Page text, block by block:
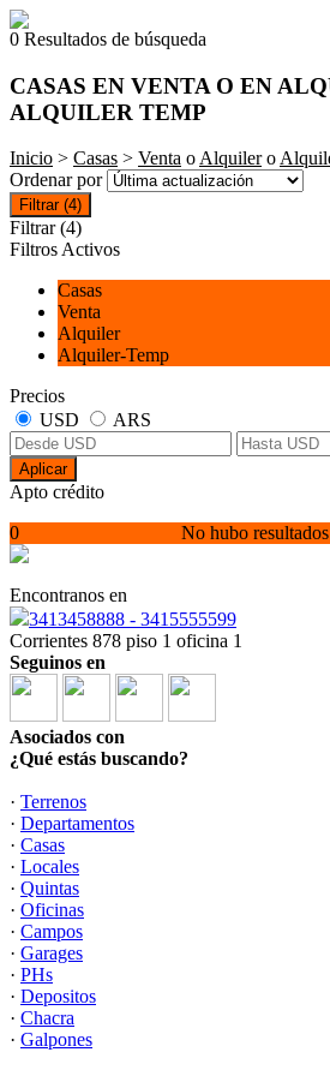
0 Resultados de búsqueda
CASAS EN VENTA O EN
ALQUILER TEMP
Inicio > Casas > Venta oAlquilero
Ordenar por
Filtrar (4)
Filtrar (4)
Filtros Activos
Casas
Venta
Alquiler
Alquiler-Temp
Precios
USD
ARS
Aplicar
Apto crédito
No hubo
0
Encontranos en
3413458888 - 3415555599
Corrientes 878 piso 1 oficina 1
Seguinos en
Asociados con
¿Qué estás buscando?
· Terrenos
· Departamentos
· Casas
· Locales
· Quintas
· Oficinas
· Campos
· Garages
· PHs
· Depositos
· Chacra
· Galpones